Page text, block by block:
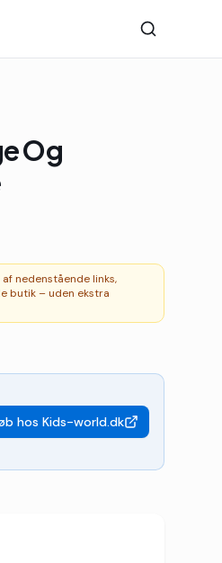
Og
nedenstående links,
butik – uden ekstra
hos Kids-world.dk